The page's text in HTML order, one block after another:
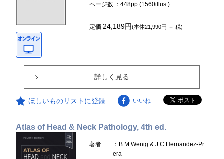
ページ数 ：448pp.(1560illus.)
定価 24,189円(本体21,990円 ＋ 税)
詳しく見る
ほしいものリストに登録 いいね
Atlas of Head & Neck Pathology, 4th ed.
著者
：B.M.Wenig & J.C.Hernandez-Pr
era